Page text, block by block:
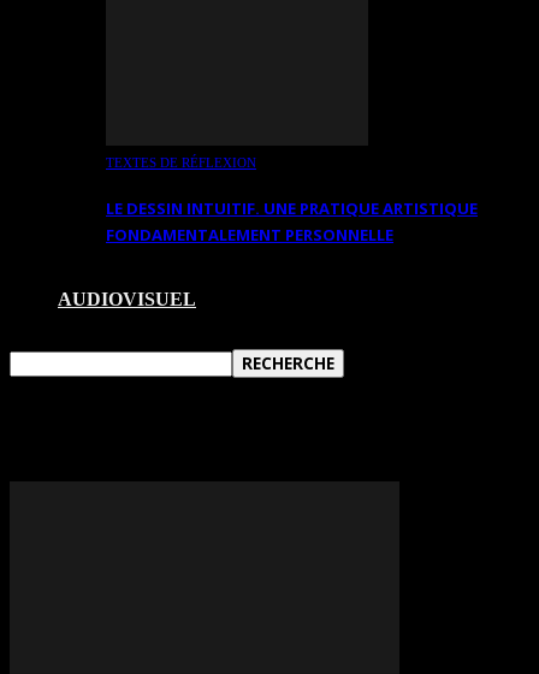
TEXTES DE RÉFLEXION
LE DESSIN INTUITIF. UNE PRATIQUE ARTISTIQUE
FONDAMENTALEMENT PERSONNELLE
AUDIOVISUEL